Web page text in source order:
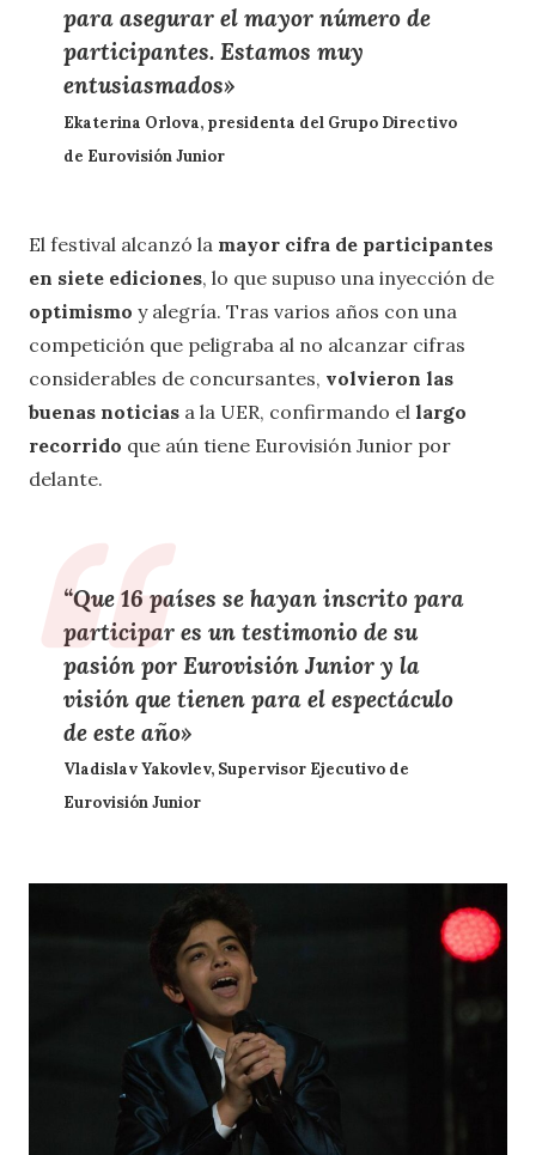
para asegurar el mayor número de
participantes. Estamos muy
entusiasmados»
Ekaterina Orlova, presidenta del Grupo Directivo
de Eurovisión Junior
El festival alcanzó la mayor cifra de participantes
en siete ediciones, lo que supuso una inyección de
optimismo y alegría. Tras varios años con una
competición que peligraba al no alcanzar cifras
considerables de concursantes, volvieron las
buenas noticias a la UER, confirmando el largo
recorrido que aún tiene Eurovisión Junior por
delante.
“Que 16 países se hayan inscrito para
participar es un testimonio de su
pasión por Eurovisión Junior y la
visión que tienen para el espectáculo
de este año»
Vladislav Yakovlev, Supervisor Ejecutivo de
Eurovisión Junior